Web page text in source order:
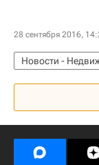
28 сентября 2016,
Новости -
Коммерческая